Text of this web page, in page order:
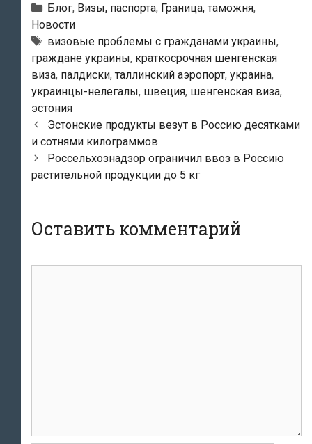
Рубрики
Блог, Визы, паспорта, Граница, таможня,
Новости
Метки
визовые проблемы с гражданами украины,
граждане украины, краткосрочная шенгенская
виза, палдиски,таллинский аэропорт, украина,
украинцы-нелегалы, швеция, шенгенская виза,
эстония
Навигация
по
записям
Эстонские продукты везут в Россию десятками
и сотнями килограммов
Россельхознадзор ограничил ввоз в Россию
растительной продукции до 5 кг
Оставить комментарий